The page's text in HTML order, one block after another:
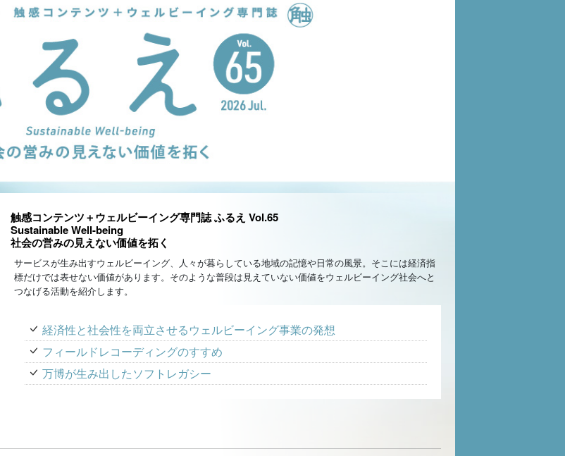
触感コンテンツ＋ウェルビーイング専門誌 ふるえ Vol.65
Sustainable Well-being
社会の営みの見えない価値を拓く
サービスが生み出すウェルビーイング、人々が暮らしている地域の記憶や日常の風景。そこには経済指
標だけでは表せない価値があります。そのような普段は見えていない価値をウェルビーイング社会へと
つなげる活動を紹介します。
経済性と社会性を両立させるウェルビーイング事業の発想
フィールドレコーディングのすすめ
万博が生み出したソフトレガシー